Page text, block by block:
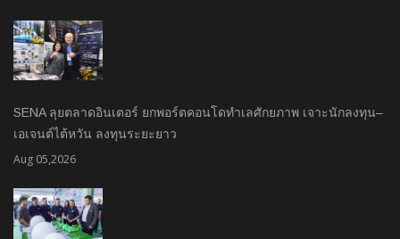
SENA ลุยตลาดอินเตอร์ ยกพอร์ตคอนโดทำเลศักยภาพ เจาะนักลงทุน–
เอเจนต์ไต้หวัน ลงทุนระยะยาว
Aug 05,2026